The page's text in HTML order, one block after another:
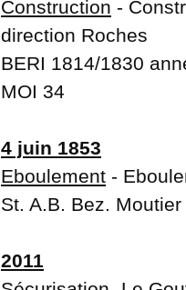
Construction -
direction Roches
BERI 1814/1830
MOI 34
4 juin 1853
Eboulement -
St. A.B. Bez.
2011